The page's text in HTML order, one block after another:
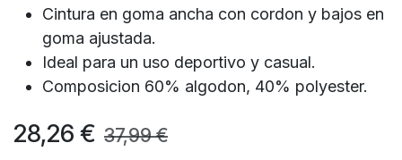
Cintura en goma ancha con cordon y bajos en
goma ajustada.
Ideal para un uso deportivo y casual.
Composicion 60% algodon, 40% polyester.
28,26 € 37,99€